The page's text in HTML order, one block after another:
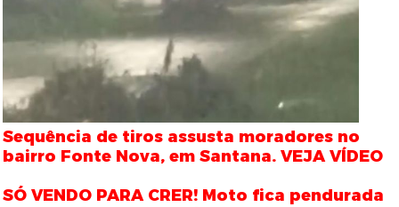
Sequência de tiros assusta moradores no
bairro Fonte Nova, em Santana. VEJA VÍDEO
SÓ VENDO PARA CRER! Moto fica pendurada